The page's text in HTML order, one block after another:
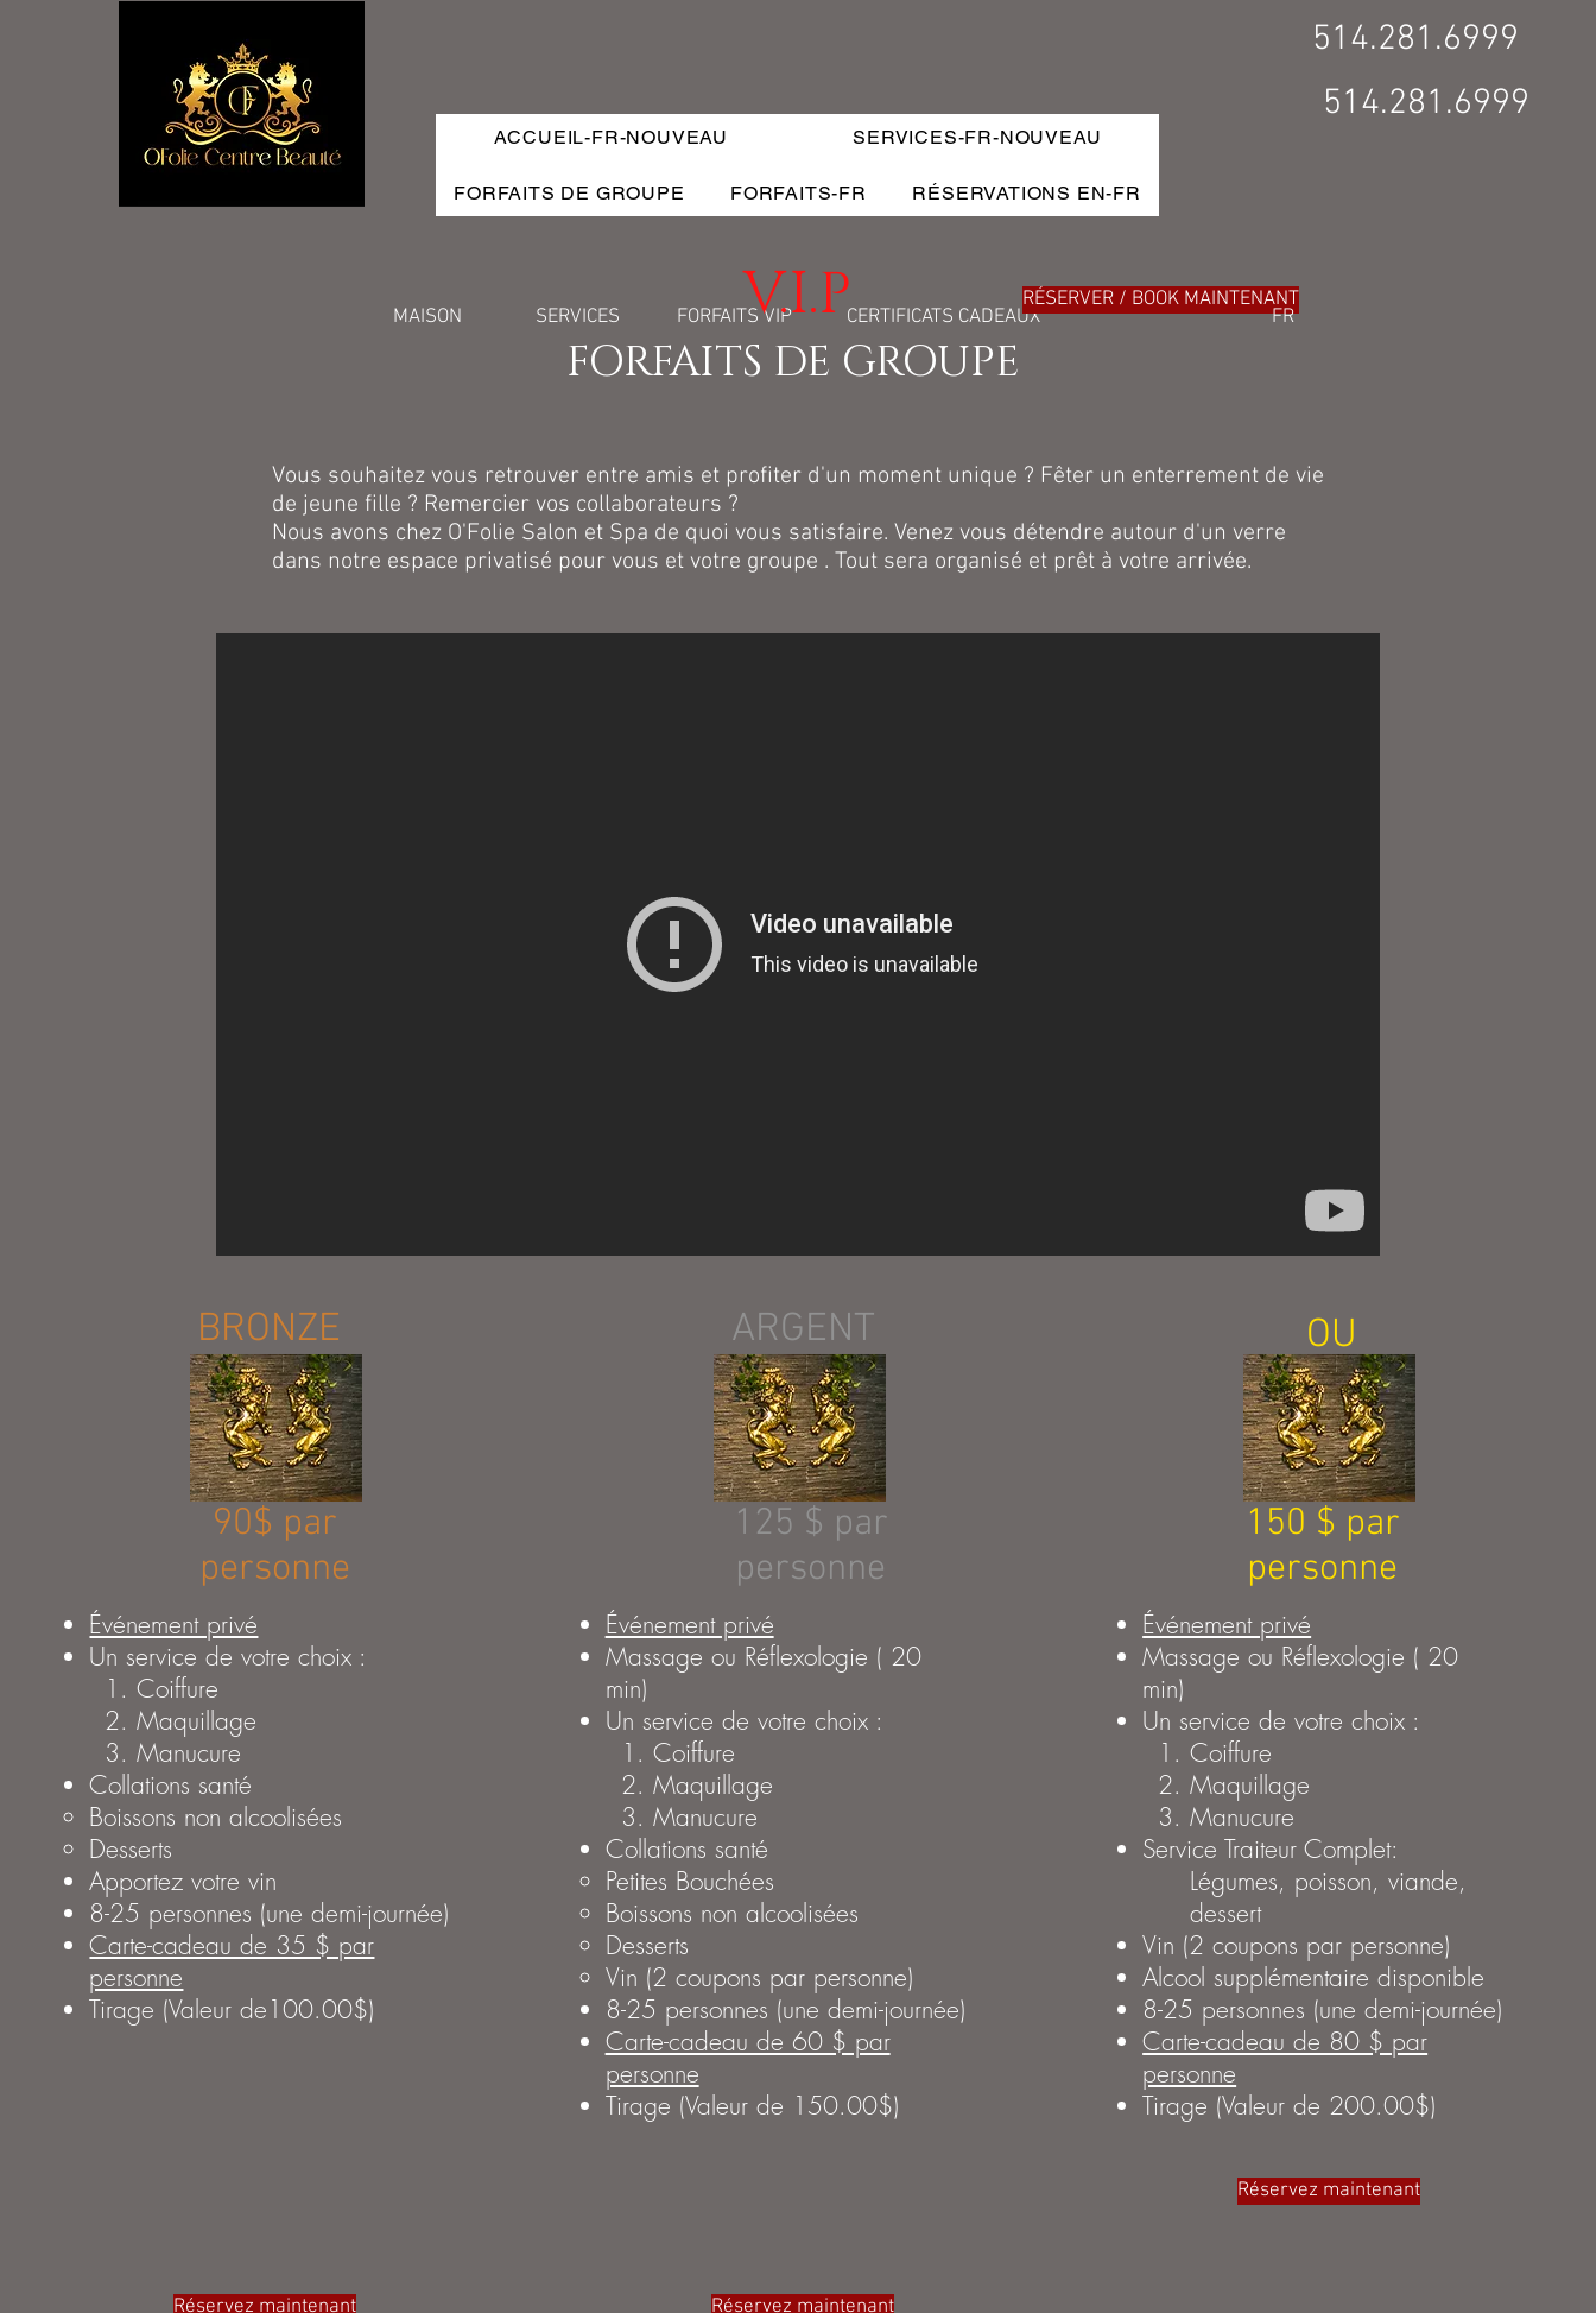
514.281.6999
ACCUEIL-FR-NOUVEAU SERVICES-FR-NOUVEAU
FORFAITS DE GROUPE FORFAITS-FR RÉSERVATIONS EN-FR
514.281.6999
MAISON SERVICES FORFAITS VIP CERTIFICATS CADEAUX
RÉSERVER / BOOK MAINTENANT
FR
V.I.P
FORFAITS DE GROUPE
Vous souhaitez vous retrouver entre amis et profiter d'un moment unique ? Fêter un enterrement de vie
de jeune fille ? Remercier vos collaborateurs ?
Nous avons chez O'Folie Salon et Spa de quoi vous satisfaire. Venez vous détendre autour d'un verre
dans notre espace privatisé pour vous et votre groupe . Tout sera organisé et prêt à votre arrivée.
BRONZE
90$ par
personne
Événement privé
Un service de votre choix :
Coiffure
Maquillage
Manucure
Collations santé
Boissons non alcoolisées
Desserts
Apportez votre vin
8-25 personnes (une demi-journée)
Carte-cadeau de 35 $ par
personne
Tirage (Valeur de100.00$)
Réservez maintenant
ARGENT
125 $ par
personne
Événement privé
Massage ou Réflexologie ( 20
min)
Un service de votre choix :
Coiffure
Maquillage
Manucure
Collations santé
Petites Bouchées
Boissons non alcoolisées
Desserts
Vin (2 coupons par personne)
8-25 personnes (une demi-journée)
Carte-cadeau de 60 $ par
personne
Tirage (Valeur de 150.00$)
Réservez maintenant
OU
150 $ par
personne
Événement privé
Massage ou Réflexologie ( 20
min)
Un service de votre choix :
Coiffure
Maquillage
Manucure
Service Traiteur Complet:
Légumes, poisson, viande,
dessert
Vin (2 coupons par personne)
Alcool supplémentaire disponible
8-25 personnes (une demi-journée)
Carte-cadeau de 80 $ par
personne
Tirage (Valeur de 200.00$)
Réservez maintenant